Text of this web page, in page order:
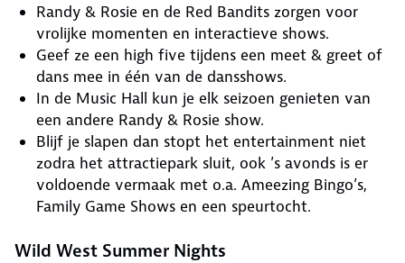
Randy & Rosie en de Red Bandits zorgen voor
vrolijke momenten en interactieve shows.
Geef ze een high five tijdens een meet & greet of
dans mee in één van de dansshows.
In de Music Hall kun je elk seizoen genieten van
een andere Randy & Rosie show.
Blijf je slapen dan stopt het entertainment niet
zodra het attractiepark sluit, ook ’s avonds is er
voldoende vermaak met o.a. Ameezing Bingo’s,
Family Game Shows en een speurtocht.
Wild West Summer Nights